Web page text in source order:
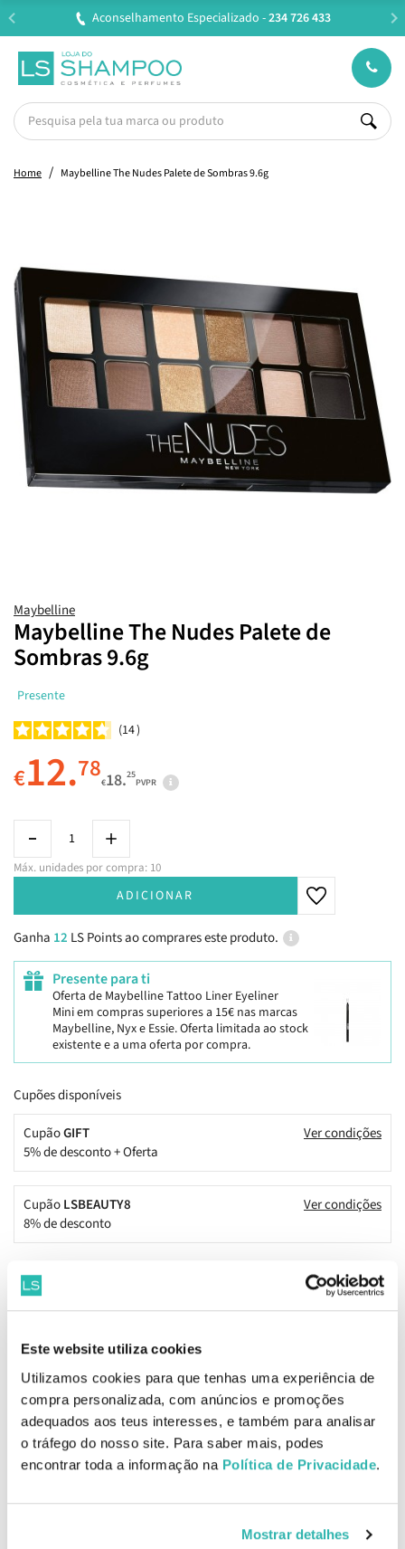
Este website utiliza cookies
Utilizamos cookies para que tenhas uma experiência de
compra personalizada, com anúncios e promoções
adequados aos teus interesses, e também para analisar
o tráfego do nosso site. Para saber mais, podes
encontrar toda a informação na Política de Privacidade.
Mostrar detalhes
Aconselhamento Especializado -234 726 433
Home Maybelline The Nudes Palete de Sombras 9.6g
Maybelline
Maybelline The Nudes Palete de
Sombras 9.6g
Presente
14
€12.78€18.25
PVPR
Máx. unidades por compra: 10
ADICIONAR
Ganha 12 LS Points ao comprares este produto.
Presente para ti
Oferta de Maybelline Tattoo Liner Eyeliner
Mini em compras superiores a 15€ nas marcas
Maybelline, Nyx e Essie. Oferta limitada ao stock
existente e a uma oferta por compra.
Cupões disponíveis
CupãoGIFT
5% de desconto + Oferta
Ver condições
CupãoLSBEAUTY8
8% de desconto
Ver condições
Informações de Produto
Para criar dezenas de looks de maquilhagem para os olhos com
uma única palete.
Benefícios
Palete de sombras com 12 tons selecionados para criar looks
de maquilhagem personalizados
Como aplicar Maybelline The Nudes Palete de Sombras 9.6g
linha do côncavo com um tom médio. Definir ao redor do olho e